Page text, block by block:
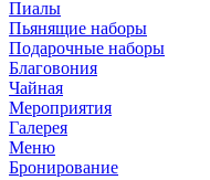
Пиалы
Пьянящие наборы
Подарочные наборы
Благовония
Чайная
Мероприятия
Галерея
Меню
Бронирование